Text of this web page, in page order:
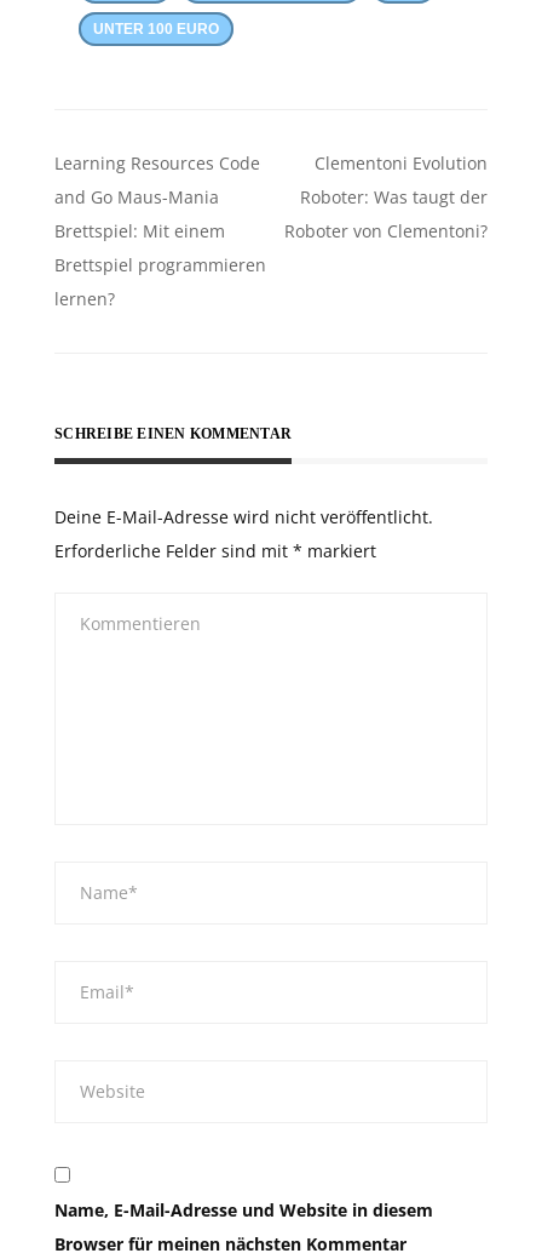
UNTER 100 EURO
Beitragsnavigation
Learning Resources Code
and Go Maus-Mania
Brettspiel: Mit einem
Brettspiel programmieren
lernen?
Clementoni Evolution
Roboter: Was taugt der
Roboter von Clementoni?
SCHREIBE EINEN KOMMENTAR
Deine E-Mail-Adresse wird nicht veröffentlicht.
Erforderliche Felder sind mit * markiert
Name, E-Mail-Adresse und Website in diesem
Browser für meinen nächsten Kommentar